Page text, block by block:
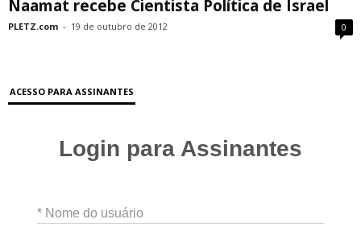
Naamat recebe Cientista Política de Israel
PLETZ.com - 19 de outubro de 2012 0
ACESSO PARA ASSINANTES
Login para Assinantes
* Nome do usuário